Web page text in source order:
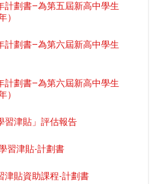
計劃書—為第五屆新高中學生
）
計劃書—為第六屆新高中學生
計劃書—為第六屆新高中學生
）
習津貼」評估報告
習津貼-計劃書
津貼資助課程-計劃書